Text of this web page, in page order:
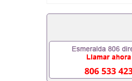
职事业单位/国企假的
在国内能用吗, 挂科
历认证吗,您是否因
551190476您是否因
么办551190476找
551190476网上买
551190476国外大学
551190476哪里可以
806 533